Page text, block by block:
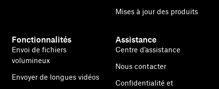
Mises à jour des produits
Fonctionnalités
Envoi de fichiers
volumineux
Envoyer de longues vidéos
Assistance
Centre d’assistance
Nous contacter
Confidentialité et